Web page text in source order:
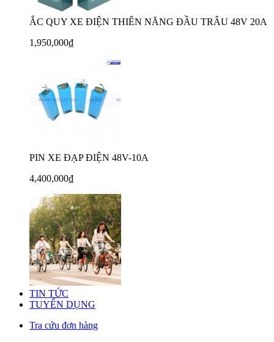
ẮC QUY XE ĐIỆN THIÊN NĂNG ĐẦU TRÂU 48V 20A
1,950,000₫
PIN XE ĐẠP ĐIỆN 48V-10A
4,400,000₫
TIN TỨC
TUYỂN DỤNG
Tra cứu đơn hàng